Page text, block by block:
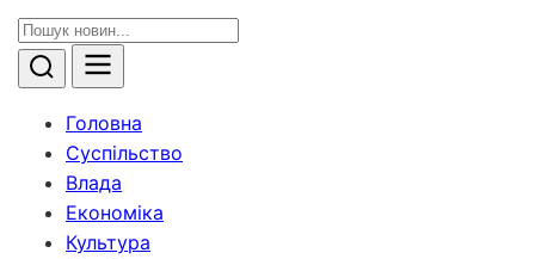
Головна
Суспільство
Влада
Економіка
Культура